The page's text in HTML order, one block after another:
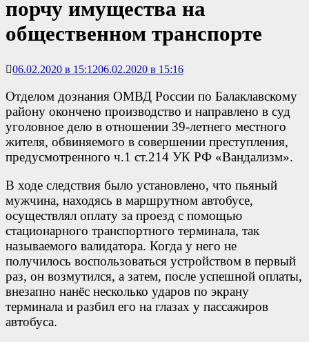
порчу имущества на
общественном транспорте
06.02.2020 в 15:1206.02.2020 в 15:16
Отделом дознания ОМВД России по Балаклавскому
району окончено производство и направлено в суд
уголовное дело в отношении 39-летнего местного
жителя, обвиняемого в совершении преступления,
предусмотренного ч.1 ст.214 УК РФ «Вандализм».
В ходе следствия было установлено, что пьяный
мужчина, находясь в маршрутном автобусе,
осуществлял оплату за проезд с помощью
стационарного транспортного терминала, так
называемого валидатора. Когда у него не
получилось воспользоваться устройством в первый
раз, он возмутился, а затем, после успешной оплаты,
внезапно нанёс несколько ударов по экрану
терминала и разбил его на глазах у пассажиров
автобуса.